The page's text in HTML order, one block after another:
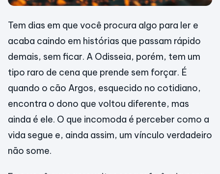
Tem dias em que você procura algo para ler e
acaba caindo em histórias que passam rápido
demais, sem ficar. A Odisseia, porém, tem um
tipo raro de cena que prende sem forçar. É
quando o cão Argos, esquecido no cotidiano,
encontra o dono que voltou diferente, mas
ainda é ele. O que incomoda é perceber como a
vida segue e, ainda assim, um vínculo verdadeiro
não some.